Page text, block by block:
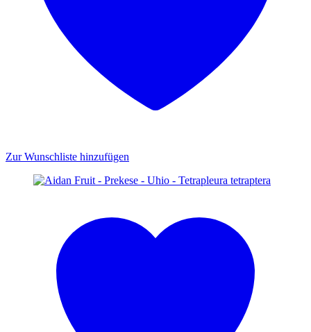
Zur Wunschliste hinzufügen